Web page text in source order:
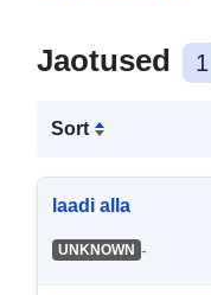
Jaotused 1
Sort
laadi alla
UNKNOWN -